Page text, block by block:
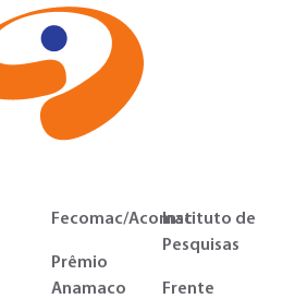
Fecomac/Acomac
Prêmio
Anamaco
Instituto de
Pesquisas
Frente